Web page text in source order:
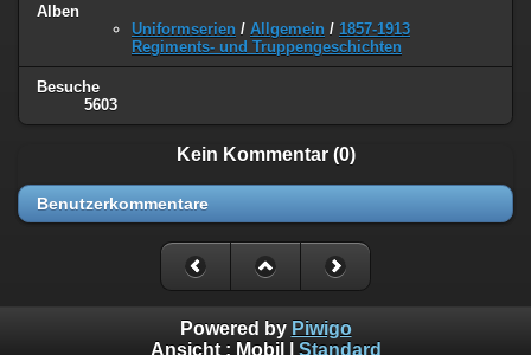
Alben
Uniformserien / Allgemein / 1857-1913
Regiments- und Truppengeschichten
Besuche
5603
Kein Kommentar (0)
Benutzerkommentare
Powered by Piwigo
Ansicht : Mobil Standard